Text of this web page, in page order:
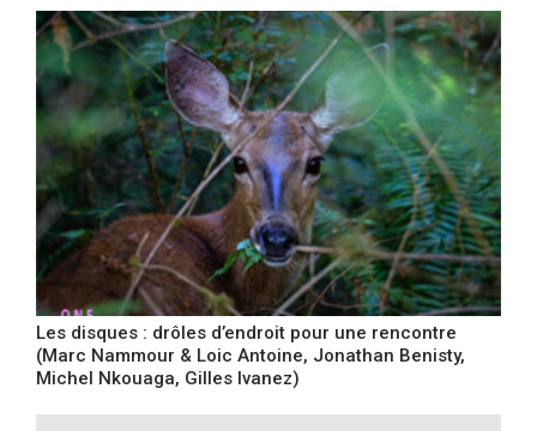
Les disques : drôles d’endroit pour une rencontre
(Marc Nammour & Loic Antoine, Jonathan Benisty,
Michel Nkouaga, Gilles Ivanez)